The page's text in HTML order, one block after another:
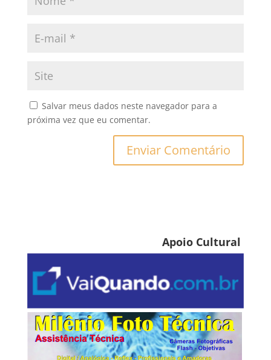
Salvar meus dados neste navegador para a
próxima vez que eu comentar.
Apoio Cultural